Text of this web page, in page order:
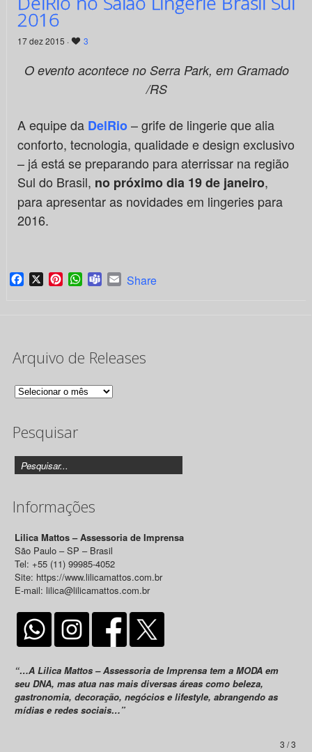
2016
17 dez 2015 · 3
O evento acontece no Serra Park, em Gramado
/RS
A equipe da DelRio– grife de lingerie que alia
conforto, tecnologia, qualidade e design exclusivo
– já está se preparando para aterrissar na região
Sul do Brasil, no próximo dia 19 de janeiro,
para apresentar as novidades em lingeries para
2016.
Facebook
X PinterestWhatsApp
TeamsEmail
Share
Arquivo de Releases
Arquivo
Releases
Pesquisar
Informações
Lilica Mattos – Assessoria de Imprensa
São Paulo – SP – Brasil
Tel: +55 (11) 99985-4052
Site: https://www.lilicamattos.com.br
E-mail: lilica@lilicamattos.com.br
“…A Lilica Mattos – Assessoria de Imprensa tem a MODA em
seu DNA, mas atua nas mais diversas áreas como beleza,
gastronomia, decoração, negócios e lifestyle, abrangendo as
mídias e redes sociais…”
3 / 3